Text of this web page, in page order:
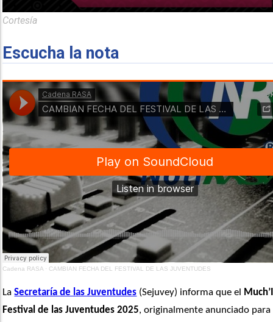
Cortesía
Escucha la nota
Cadena RASA · CAMBIAN FECHA DEL FESTIVAL DE LAS JUVENTUDES
La Secretaría de las Juventudes (Sejuvey) informa que el
Festival de las Juventudes 2025, originalmente anunciado